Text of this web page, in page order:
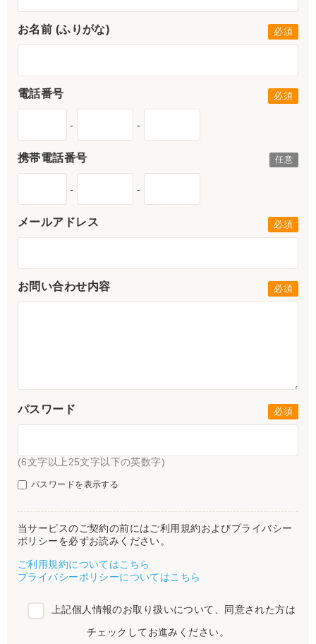
お名前 (ふりがな)
電話番号
- -
携帯電話番号
- -
メールアドレス
お問い合わせ内容
パスワード
(6文字以上25文字以下の英数字)
パスワードを表示する
当サービスのご契約の前にはご利用規約およびプライバシー
ポリシーを必ずお読みください。
ご利用規約についてはこちら
プライバシーポリシーについてはこちら
上記個人情報のお取り扱いについて、同意された方は
チェックしてお進みください。